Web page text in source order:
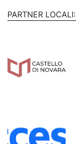
PARTNER LOCALI: